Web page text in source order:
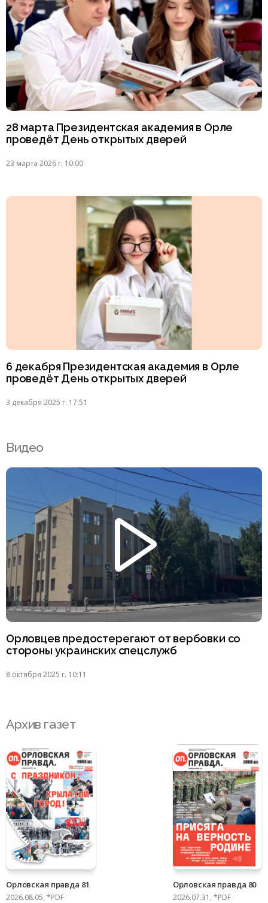
28 марта Президентская академия в Орле
проведёт День открытых дверей
23 марта 2026 г. 10:00
6 декабря Президентская академия в Орле
проведёт День открытых дверей
3 декабря 2025 г. 17:51
Видео
Орловцев предостерегают от вербовки со
стороны украинских спецслужб
8 октября 2025 г. 10:11
Архив газет
Орловская правда 81
2026.08.05, *PDF
Орловская правда 80
2026.07.31, *PDF